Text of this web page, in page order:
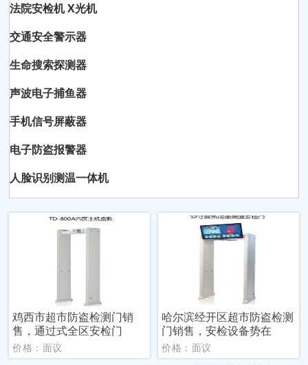
法院安检机 X光机
交通安全警示器
生命搜索探测器
声波电子捕鱼器
手机信号屏蔽器
电子防盗报警器
人脸识别测温一体机
鸡西市超市防盗检测门销
售，通过式全区安检门
价格：面议
哈尔滨经开区超市防盗检测
门销售，安检设备势在
价格：面议